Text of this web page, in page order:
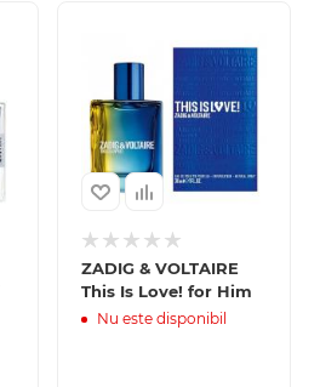
ZADIG & VOLTAIRE
This Is Love! for Him
Nu este disponibil